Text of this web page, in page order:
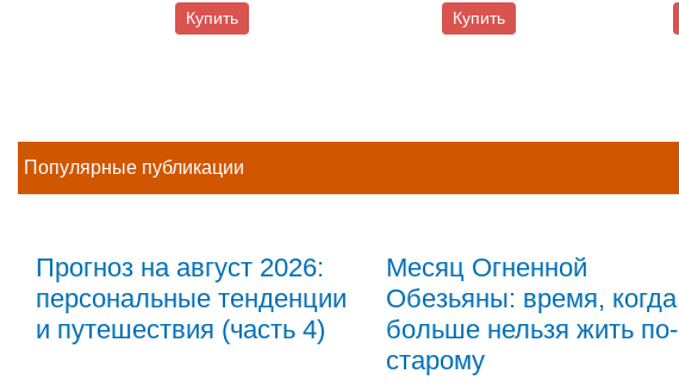
Купить
Купить
Популярные публикации
Прогноз на август 2026:
персональные тенденции
и путешествия (часть 4)
Месяц Огненной
Обезьяны: время, когда
больше нельзя жить по-
старому